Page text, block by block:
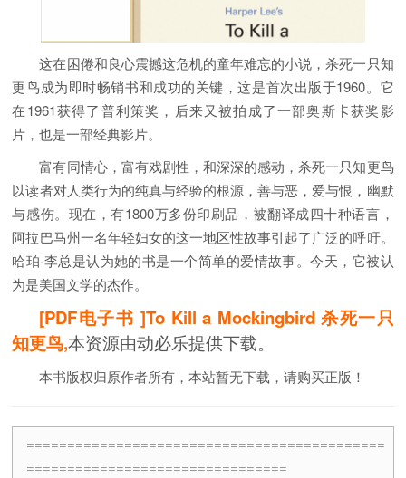
这在困倦和良心震撼这危机的童年难忘的小说，杀死一只知
更鸟成为即时畅销书和成功的关键，这是首次出版于1960。它
在1961获得了普利策奖，后来又被拍成了一部奥斯卡获奖影
片，也是一部经典影片。
富有同情心，富有戏剧性，和深深的感动，杀死一只知更鸟
以读者对人类行为的纯真与经验的根源，善与恶，爱与恨，幽默
与感伤。现在，有1800万多份印刷品，被翻译成四十种语言，
阿拉巴马州一名年轻妇女的这一地区性故事引起了广泛的呼吁。
哈珀·李总是认为她的书是一个简单的爱情故事。今天，它被认
为是美国文学的杰作。
[PDF电子书 ]To Kill a Mockingbird 杀死一只
知更鸟,本资源由动必乐提供下载。
本书版权归原作者所有，本站暂无下载，请购买正版！
============================================
================================